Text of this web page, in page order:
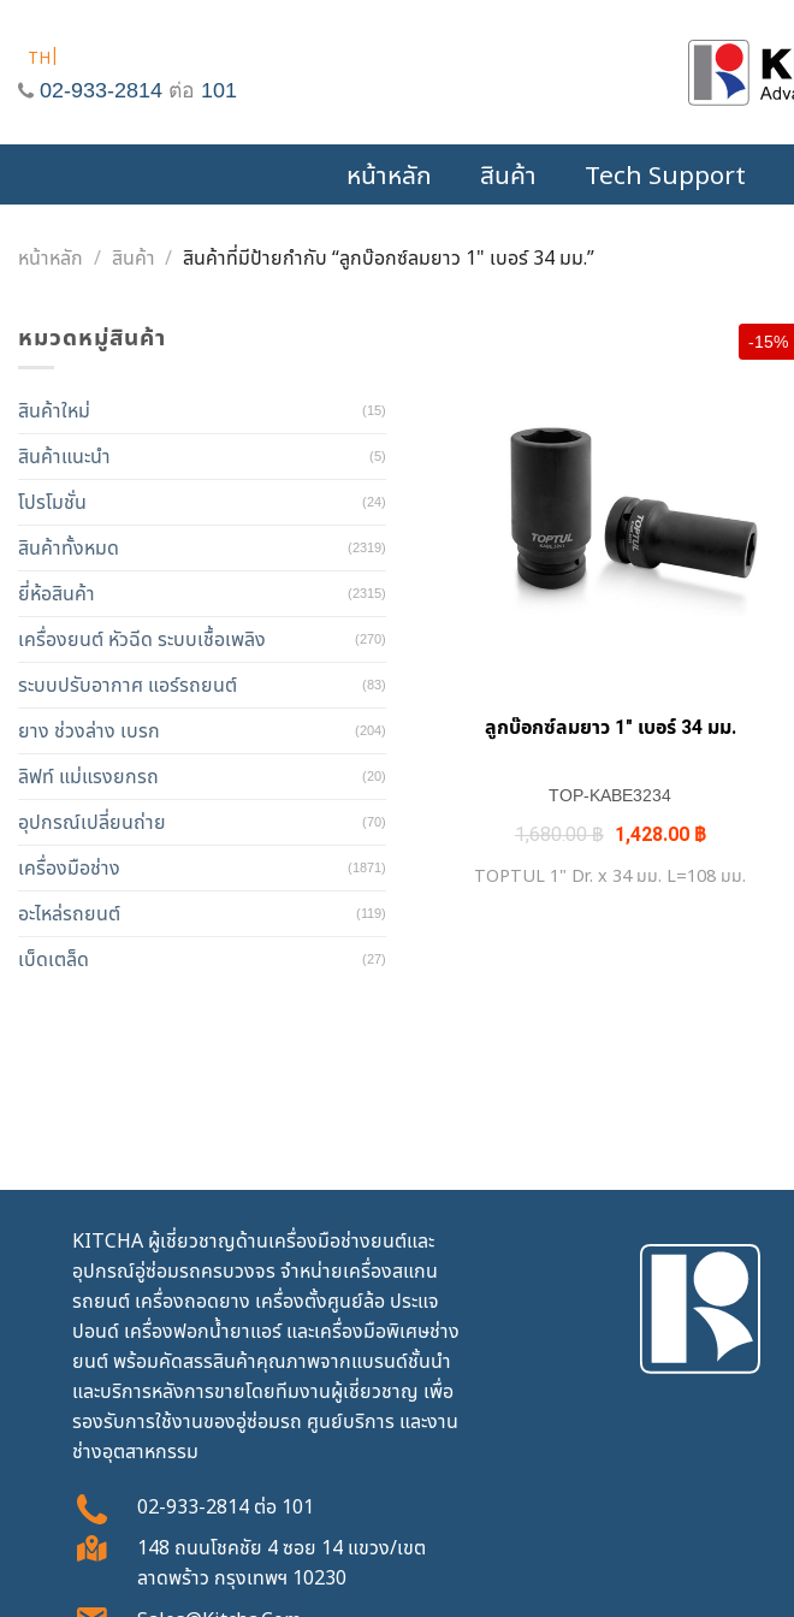
TH
02-933-2814 ต่อ 101
หน้าหลัก สินค้า Tech Support
หน้าหลัก / สินค้า / สินค้าที่มีป้ายกำกับ “ลูกบ๊อกซ์ลมยาว 1" เบอร์ 34 มม.”
หมวดหมู่สินค้า
สินค้าใหม่ (15)
สินค้าแนะนำ (5)
โปรโมชั่น (24)
สินค้าทั้งหมด (2319)
ยี่ห้อสินค้า (2315)
เครื่องยนต์ หัวฉีด ระบบเชื้อเพลิง (270)
ระบบปรับอากาศ แอร์รถยนต์ (83)
ยาง ช่วงล่าง เบรก (204)
ลิฟท์ แม่แรงยกรถ (20)
อุปกรณ์เปลี่ยนถ่าย (70)
เครื่องมือช่าง (1871)
อะไหล่รถยนต์ (119)
เบ็ดเตล็ด (27)
-15%
+
ลูกบ๊อกซ์ลมยาว 1″ เบอร์ 34 มม.
TOP-KABE3234
1,680.00฿ Original
price
was:
1,680.00 ฿.
1,428.00 ฿Current
is:
1,428.00 ฿.
TOPTUL 1" Dr. x 34 มม. L=108 มม.
KITCHA ผู้เชี่ยวชาญด้านเครื่องมือช่างยนต์และ
อุปกรณ์อู่ซ่อมรถครบวงจร จำหน่ายเครื่องสแกน
รถยนต์ เครื่องถอดยาง เครื่องตั้งศูนย์ล้อ ประแจ
ปอนด์ เครื่องฟอกน้ำยาแอร์ และเครื่องมือพิเศษช่าง
ยนต์ พร้อมคัดสรรสินค้าคุณภาพจากแบรนด์ชั้นนำ
และบริการหลังการขายโดยทีมงานผู้เชี่ยวชาญ เพื่อ
รองรับการใช้งานของอู่ซ่อมรถ ศูนย์บริการ และงาน
ช่างอุตสาหกรรม
02-933-2814 ต่อ101
148 ถนนโชคชัย 4 ซอย 14 แขวง/เขต
ลาดพร้าว กรุงเทพฯ 10230